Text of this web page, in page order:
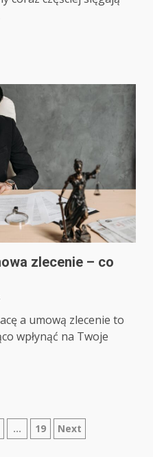
zlecenie – co
a umową zlecenie to
wpłynąć na Twoje
… 19 Next